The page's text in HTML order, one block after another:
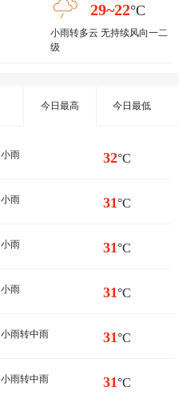
29~22°C
小雨转多云 无持续风向一二
级
今日最高 今日最低
小雨 32°C
小雨 31°C
小雨 31°C
小雨 31°C
小雨转中雨 31°C
小雨转中雨 31°C